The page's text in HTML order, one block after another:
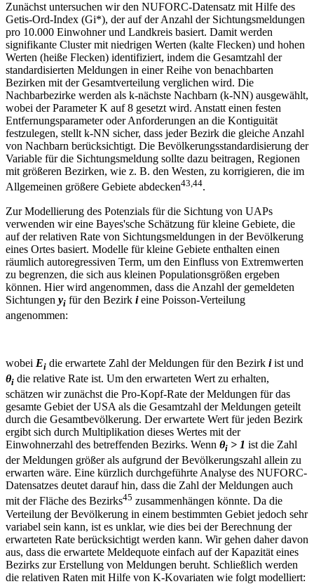
Zunächst untersuchen wir den NUFORC-Datensatz mit Hilfe des
Getis-Ord-Index (Gi*), der auf der Anzahl der Sichtungsmeldungen
pro 10.000 Einwohner und Landkreis basiert. Damit werden
signifikante Cluster mit niedrigen Werten (kalte Flecken) und hohen
Werten (heiße Flecken) identifiziert, indem die Gesamtzahl der
standardisierten Meldungen in einer Reihe von benachbarten
Bezirken mit der Gesamtverteilung verglichen wird. Die
Nachbarbezirke werden als k-nächste Nachbarn (k-NN) ausgewählt,
wobei der Parameter K auf 8 gesetzt wird. Anstatt einen festen
Entfernungsparameter oder Anforderungen an die Kontiguität
festzulegen, stellt k-NN sicher, dass jeder Bezirk die gleiche Anzahl
von Nachbarn berücksichtigt. Die Bevölkerungsstandardisierung der
Variable für die Sichtungsmeldung sollte dazu beitragen, Regionen
mit größeren Bezirken, wie z. B. den Westen, zu korrigieren, die im
Allgemeinen größere Gebiete abdecken43,44.
Zur Modellierung des Potenzials für die Sichtung von UAPs
verwenden wir eine Bayes'sche Schätzung für kleine Gebiete, die
auf der relativen Rate von Sichtungsmeldungen in der Bevölkerung
eines Ortes basiert. Modelle für kleine Gebiete enthalten einen
räumlich autoregressiven Term, um den Einfluss von Extremwerten
zu begrenzen, die sich aus kleinen Populationsgrößen ergeben
können. Hier wird angenommen, dass die Anzahl der gemeldeten
Sichtungen yi für den Bezirk ieine Poisson-Verteilung
angenommen:
wobei Ei die erwartete Zahl der Meldungen für den Bezirk iist und
θi die relative Rate ist. Um den erwarteten Wert zu erhalten,
schätzen wir zunächst die Pro-Kopf-Rate der Meldungen für das
gesamte Gebiet der USA als die Gesamtzahl der Meldungen geteilt
durch die Gesamtbevölkerung. Der erwartete Wert für jeden Bezirk
ergibt sich durch Multiplikation dieses Wertes mit der
Einwohnerzahl des betreffenden Bezirks. Wenn θi > 1 ist die Zahl
der Meldungen größer als aufgrund der Bevölkerungszahl allein zu
erwarten wäre. Eine kürzlich durchgeführte Analyse des NUFORC-
Datensatzes deutet darauf hin, dass die Zahl der Meldungen auch
mit der Fläche des Bezirks45 zusammenhängen könnte. Da die
Verteilung der Bevölkerung in einem bestimmten Gebiet jedoch sehr
variabel sein kann, ist es unklar, wie dies bei der Berechnung der
erwarteten Rate berücksichtigt werden kann. Wir gehen daher davon
aus, dass die erwartete Meldequote einfach auf der Kapazität eines
Bezirks zur Erstellung von Meldungen beruht. Schließlich werden
die relativen Raten mit Hilfe von K-Kovariaten wie folgt modelliert: